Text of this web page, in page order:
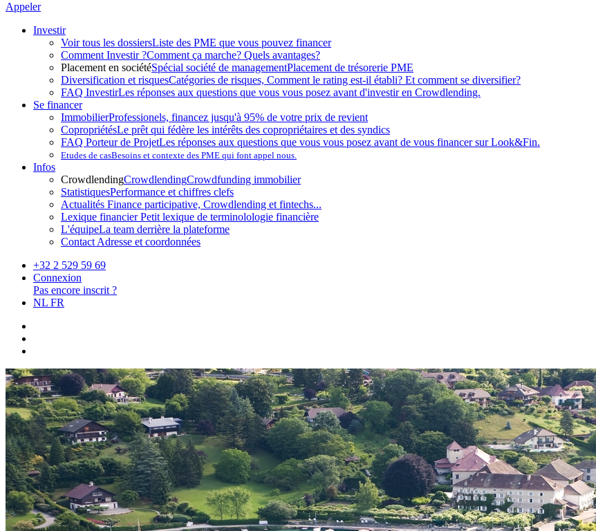
Appeler
Investir
Voir tous les dossiersListe des PME que vous pouvez financer
Comment Investir ?Comment ça marche? Quels avantages?
Placement en sociétéSpécial société de managementPlacement de trésorerie PME
Diversification et risquesCatégories de risques, Comment le rating est-il établi? Et comment se diversifier?
FAQ InvestirLes réponses aux questions que vous vous posez avant d'investir en Crowdlending.
Se financer
ImmobilierProfessionels, financez jusqu'à 95% de votre prix de revient
CopropriétésLe prêt qui fédère les intérêts des copropriétaires et des syndics
FAQ Porteur de ProjetLes réponses aux questions que vous vous posez avant de vous financer sur Look&Fin.
Etudes de casBesoins et contexte des PME qui font appel nous.
Infos
CrowdlendingCrowdlendingCrowdfunding immobilier
StatistiquesPerformance et chiffres clefs
Actualités Finance participative, Crowdlending et fintechs...
Lexique financierPetit lexique de terminolologie financière
L'équipeLa team derrière la plateforme
Contact Adresse et coordonnées
+32 2 529 59 69
Connexion
Pas encore inscrit ?
NL FR